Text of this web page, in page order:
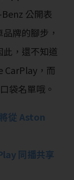
公開表
牌的腳步，
，還不知道
CarPlay，而
袋名單哦。
從 Aston
同播共享